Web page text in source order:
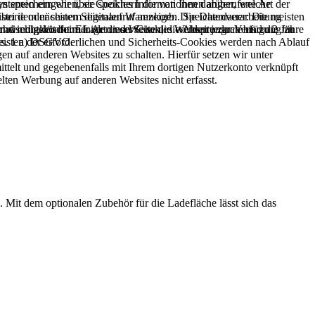
eingehen, sie speichern die von Ihnen abgerufene Art der
oder seinem digitalen Warenkorb. Die Datenverarbeitung
rechtskonformer Art und Weise die Webseite zur Verfügung zu
der erforderlichen und Sicherheits-Cookies werden nach Ablauf
speichern wir über Cookies Informationen darüber, welche
dem nächsten Seitenaufruf anzeigen. Speicherdauer: Die meisten
gelöscht. Einige dieser Cookies werden jedoch bis zu 2 Jahre
1 a) DSGVO.
beim Laden von Seiten, die Absprungrate und die für
auf anderen Websites zu schalten. Hierfür setzen wir unter
und gegebenenfalls mit Ihrem dortigen Nutzerkonto verknüpft
Werbung auf anderen Websites nicht erfasst.
dem optionalen Zubehör für die Ladefläche lässt sich das